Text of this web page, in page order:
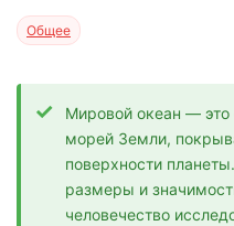
Общее
Мировой океан — это
морей Земли,
поверхности
размеры и
человечество